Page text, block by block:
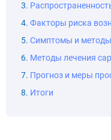
Факторы риска
Симптомы и методы
Методы лечения
Прогноз и меры
Итоги